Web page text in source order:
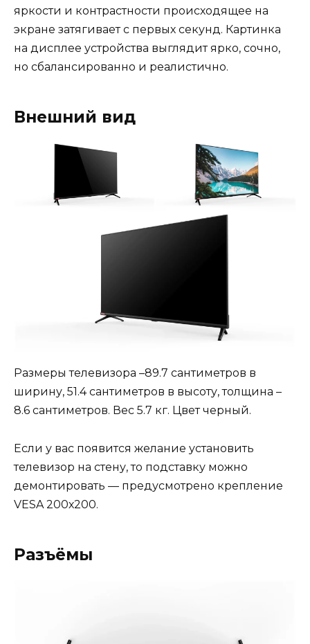
яркости и контрастности происходящее на
экране затягивает с первых секунд. Картинка
на дисплее устройства выглядит ярко, сочно,
но сбалансированно и реалистично.
Внешний вид
Размеры телевизора –89.7 сантиметров в
ширину, 51.4 сантиметров в высоту, толщина –
8.6 сантиметров. Вес 5.7 кг. Цвет черный.
Если у вас появится желание установить
телевизор на стену, то подставку можно
демонтировать — предусмотрено крепление
VESA 200х200.
Разъёмы